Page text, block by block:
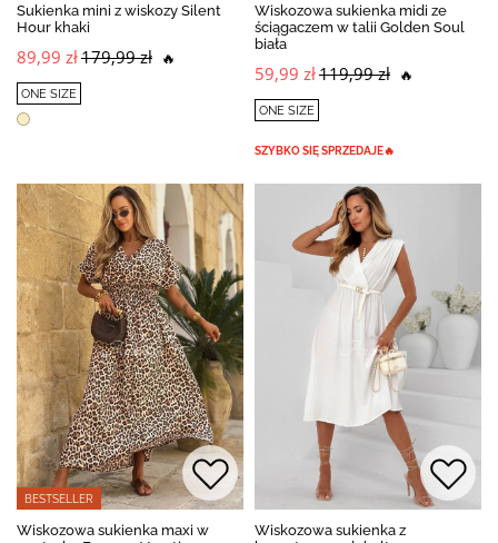
Sukienka mini z wiskozy Silent
Hour khaki
89,99 zł179,99 zł 🔥
ONE SIZE
Wiskozowa sukienka midi ze
ściągaczem w talii Golden Soul
biała
59,99 zł119,99 zł 🔥
ONE SIZE
SZYBKO SIĘ SPRZEDAJE🔥
BESTSELLER
Wiskozowa sukienka maxi w
Wiskozowa sukienka z